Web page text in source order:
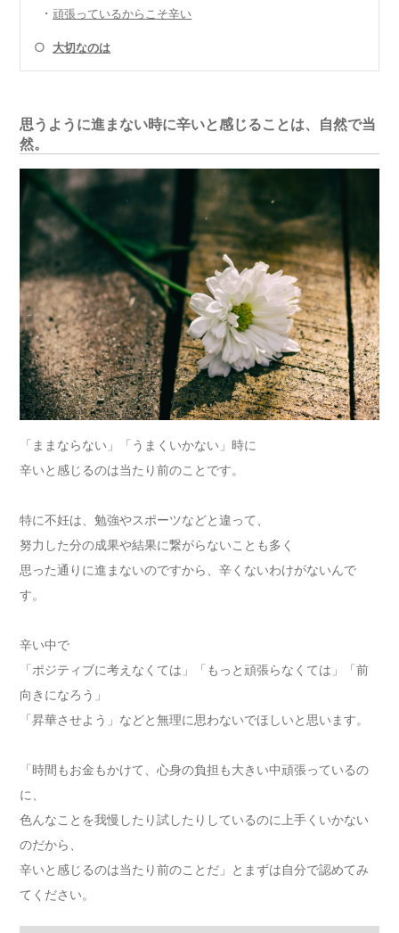
・頑張っているからこそ辛い
○ 大切なのは
思うように進まない時に辛いと感じることは、自然で当
然。
「ままならない」「うまくいかない」時に
辛いと感じるのは当たり前のことです。
特に不妊は、勉強やスポーツなどと違って、
努力した分の成果や結果に繋がらないことも多く
思った通りに進まないのですから、辛くないわけがないんで
す。
辛い中で
「ポジティブに考えなくては」「もっと頑張らなくては」「前
向きになろう」
「昇華させよう」などと無理に思わないでほしいと思います。
「時間もお金もかけて、心身の負担も大きい中頑張っているの
に、
色んなことを我慢したり試したりしているのに上手くいかない
のだから、
辛いと感じるのは当たり前のことだ」とまずは自分で認めてみ
てください。